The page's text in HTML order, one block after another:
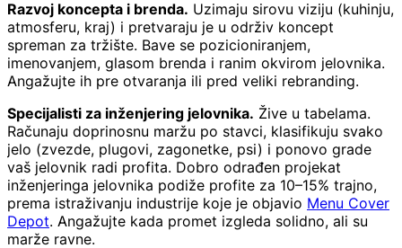
Razvoj koncepta i brenda. Uzimaju sirovu viziju (kuhinju,
atmosferu, kraj) i pretvaraju je u održiv koncept
spreman za tržište. Bave se pozicioniranjem,
imenovanjem, glasom brenda i ranim okvirom jelovnika.
Angažujte ih pre otvaranja ili pred veliki rebranding.
Specijalisti za inženjering jelovnika. Žive u tabelama.
Računaju doprinosnu maržu po stavci, klasifikuju svako
jelo (zvezde, plugovi, zagonetke, psi) i ponovo grade
vaš jelovnik radi profita. Dobro odrađen projekat
inženjeringa jelovnika podiže profite za 10–15% trajno,
prema istraživanju industrije koje je objavio Menu Cover
Depot. Angažujte kada promet izgleda solidno, ali su
marže ravne.